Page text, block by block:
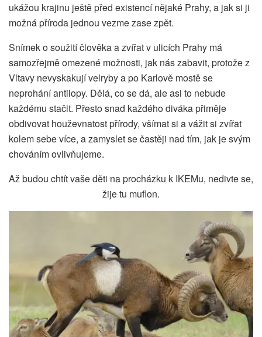
ukážou krajinu ještě před existencí nějaké Prahy, a jak si ji
možná příroda jednou vezme zase zpět.
Snímek o soužití člověka a zvířat v ulicích Prahy má
samozřejmě omezené možnosti, jak nás zabavit, protože z
Vltavy nevyskakují velryby a po Karlově mostě se
neprohání antilopy. Dělá, co se dá, ale asi to nebude
každému stačit. Přesto snad každého diváka přiměje
obdivovat houževnatost přírody, všímat si a vážit si zvířat
kolem sebe více, a zamyslet se častěji nad tím, jak je svým
chováním ovlivňujeme.
Až budou chtít vaše děti na procházku k IKEMu, nedivte se,
žije tu muflon.